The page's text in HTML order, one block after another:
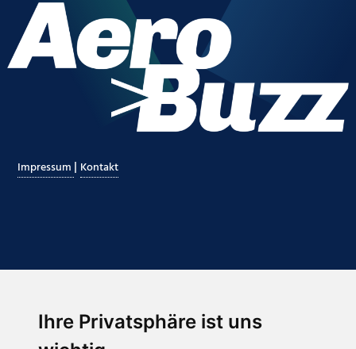
Ihre Privatsphäre ist uns
Impressum | Kontakt
Abonnieren Sie unseren Newsletter